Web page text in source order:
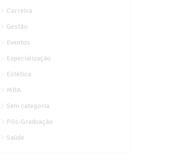
Carreira
Gestão
Eventos
Especialização
Estética
MBA
Sem categoria
Pós-Graduação
Saúde